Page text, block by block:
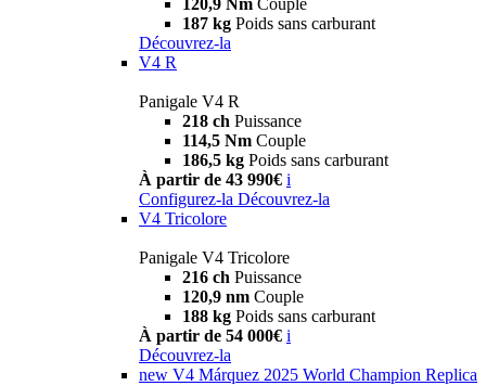
120,9 Nm Couple
187 kg Poids sans carburant
Découvrez-la
V4 R
Panigale V4 R
218 ch Puissance
114,5 Nm Couple
186,5 kg Poids sans carburant
À partir de 43 990€ i
Configurez-la Découvrez-la
V4 Tricolore
Panigale V4 Tricolore
216 ch Puissance
120,9 nm Couple
188 kg Poids sans carburant
À partir de 54 000€ i
Découvrez-la
new V4 Márquez 2025 World Champion Replica